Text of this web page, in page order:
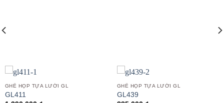
GHẾ HỌP TỰA LƯỚI GL
GL411
GHẾ HỌP TỰA LƯỚI GL
GL439